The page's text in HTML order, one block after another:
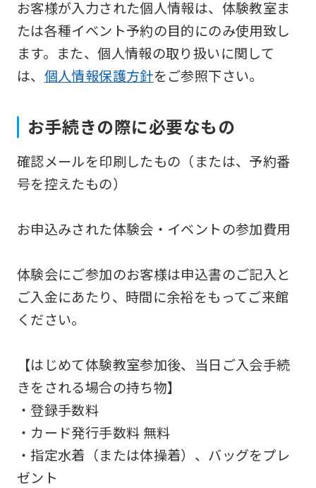
お客様が入力された個人情報は、体験教室ま
たは各種イベント予約の目的にのみ使用致し
ます。また、個人情報の取り扱いに関して
は、 個人情報保護方針をご参照下さい。
お手続きの際に必要なもの
確認メールを印刷したもの（または、予約番
号を控えたもの）
お申込みされた体験会・イベントの参加費用
体験会にご参加のお客様は申込書のご記入と
ご入金にあたり、時間に余裕をもってご来館
ください。
【はじめて体験教室参加後、当日ご入会手続
きをされる場合の持ち物】
・登録手数料
・カード発行手数料 無料
・指定水着（または体操着）、バッグをプレ
ゼント
the
Japanese
version
of
website
be
so
may
not
accurate
translation.
translation
may